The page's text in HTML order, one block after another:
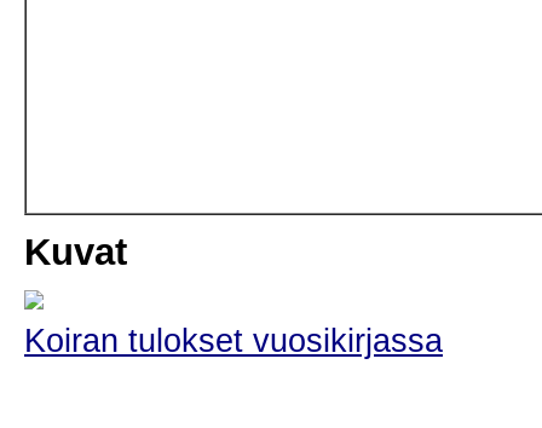
Kuvat
Koiran tulokset vuosikirjassa